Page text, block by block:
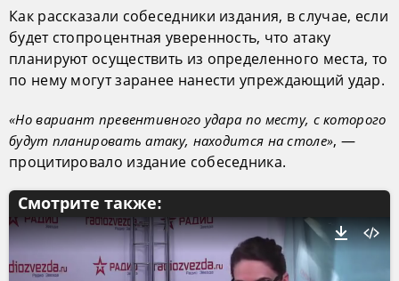
Как рассказали собеседники издания, в случае, если
будет стопроцентная уверенность, что атаку
планируют осуществить из определенного места, то
по нему могут заранее нанести упреждающий удар.
«Но вариант превентивного удара по месту, с которого
будут планировать атаку, находится на столе», —
процитировало издание собеседника.
Смотрите также: